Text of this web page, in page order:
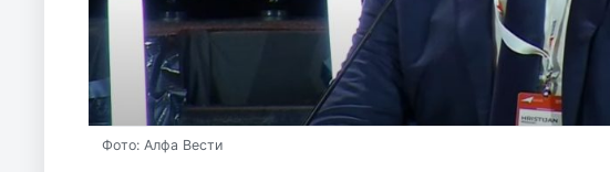
Фото: Алфа Вести